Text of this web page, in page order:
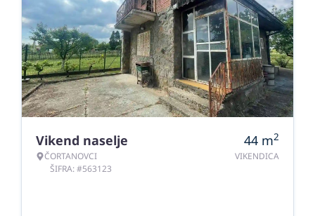
Vikend naselje
ČORTANOVCI
ŠIFRA: #563123
44 m2
VIKENDICA